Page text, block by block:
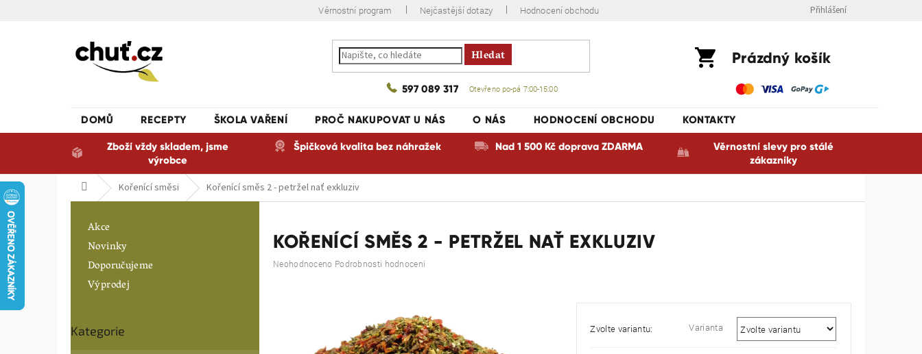
Věrnostní program Nejčastější dotazy Hodnocení obchodu Přihlášení
Hledat
Nákupní
Prázdný košík
597 089 317 Otevřeno po-pá 7:00-15:00
DOMŮ RECEPTY ŠKOLA VAŘENÍ PROČ NAKUPOVAT U NÁS O NÁS HODNOCENÍ OBCHODU KONTAKTY
Zboží vždy skladem, jsme
výrobce
Špičková kvalita bez náhražek Nad 1 500 Kč doprava ZDARMA
Věrnostní slevy pro stálé
zákazníky
Domů Kořenící směsi Kořenící směs 2 - petržel nať exkluziv
kategorie
Kategorie
Akce
Novinky
Doporučujeme
Výprodej
KOŘENÍCÍ SMĚS 2 - PETRŽEL NAŤ EXKLUZIV
Průměrné
Neohodnoceno Podrobnosti hodnocení
Zvolte variantu: Varianta